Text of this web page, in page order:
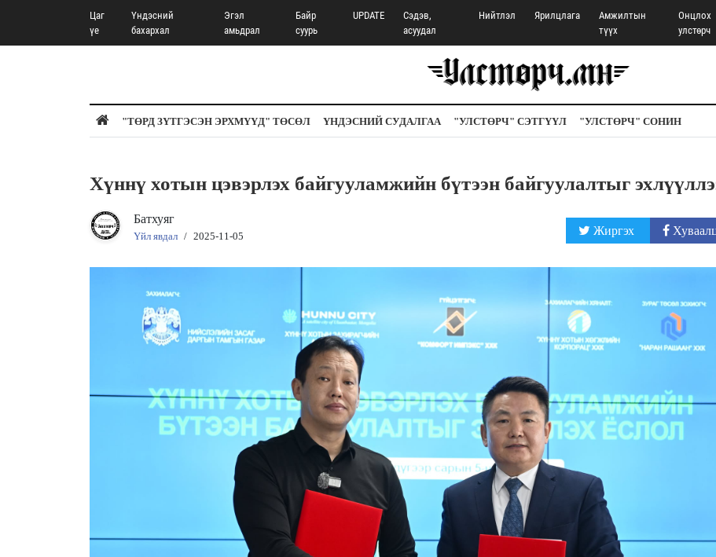
Цаг
үе
Үндэсний
бахархал
Эгэл
амьдрал
Байр
суурь
UPDATE
Сэдэв,
асуудал
Нийтлэл Ярилцлага
Амжилтын
түүх
Онцлох
улстөрч
"ТӨРД ЗҮТГЭСЭН ЭРХМҮҮД" ТӨСӨЛ ҮНДЭСНИЙ СУДАЛГАА "УЛСТӨРЧ" СЭТГҮҮЛ "УЛСТӨРЧ" СОНИН
Хүннү хотын цэвэрлэх байгууламжийн бүтээн байгуулалтыг
Батхуяг
Үйл явдал / 2025-11-05 Жиргэх